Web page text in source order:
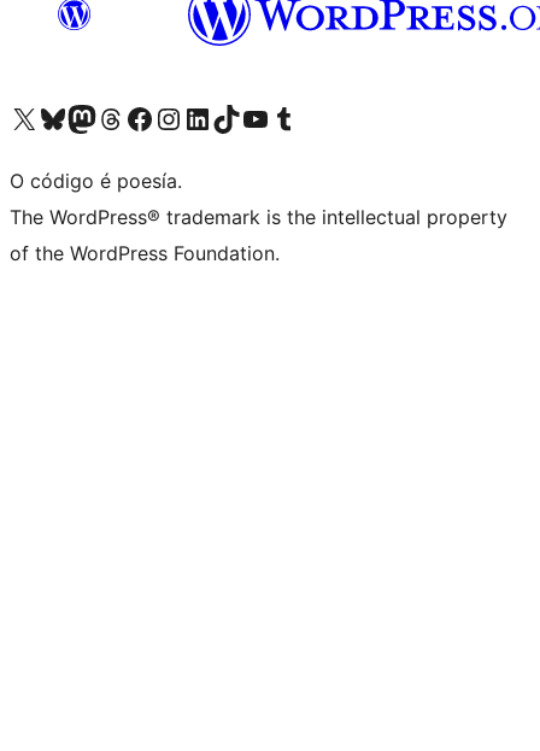
Visita la cuenta de X (anteriormente Twitter)
Visita a nosa conta de Bluesky
Visita a nosa conta de Mastodon
Visita a nosa conta de Threads
Visita a nosa páxina de Facebook
Visita a nosa conta de Instagram
Visita a nosa conta de LinkedIn
Visita a nosa conta de TikTok
Visita a nosa canle de YouTube
Visita a nosa conta de Tumblr
O código é poesía.
The WordPress® trademark is the intellectual property
of the WordPress Foundation.